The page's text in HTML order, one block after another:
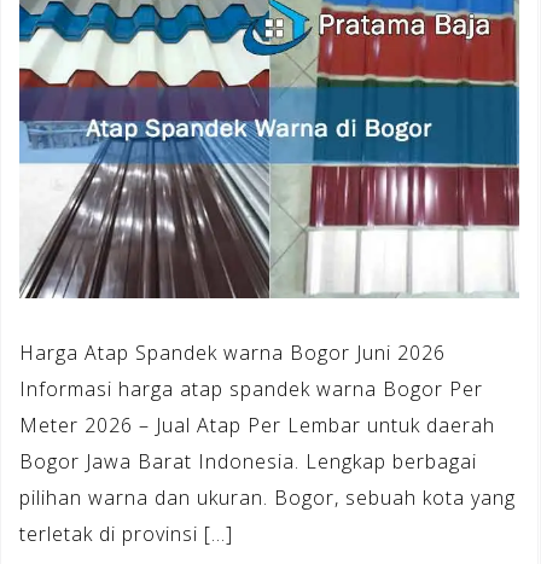
Harga Atap Spandek warna Bogor Juni 2026
Informasi harga atap spandek warna Bogor Per
Meter 2026 – Jual Atap Per Lembar untuk daerah
Bogor Jawa Barat Indonesia. Lengkap berbagai
pilihan warna dan ukuran. Bogor, sebuah kota yang
terletak di provinsi […]